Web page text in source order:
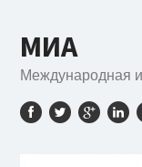
МИА
Международная